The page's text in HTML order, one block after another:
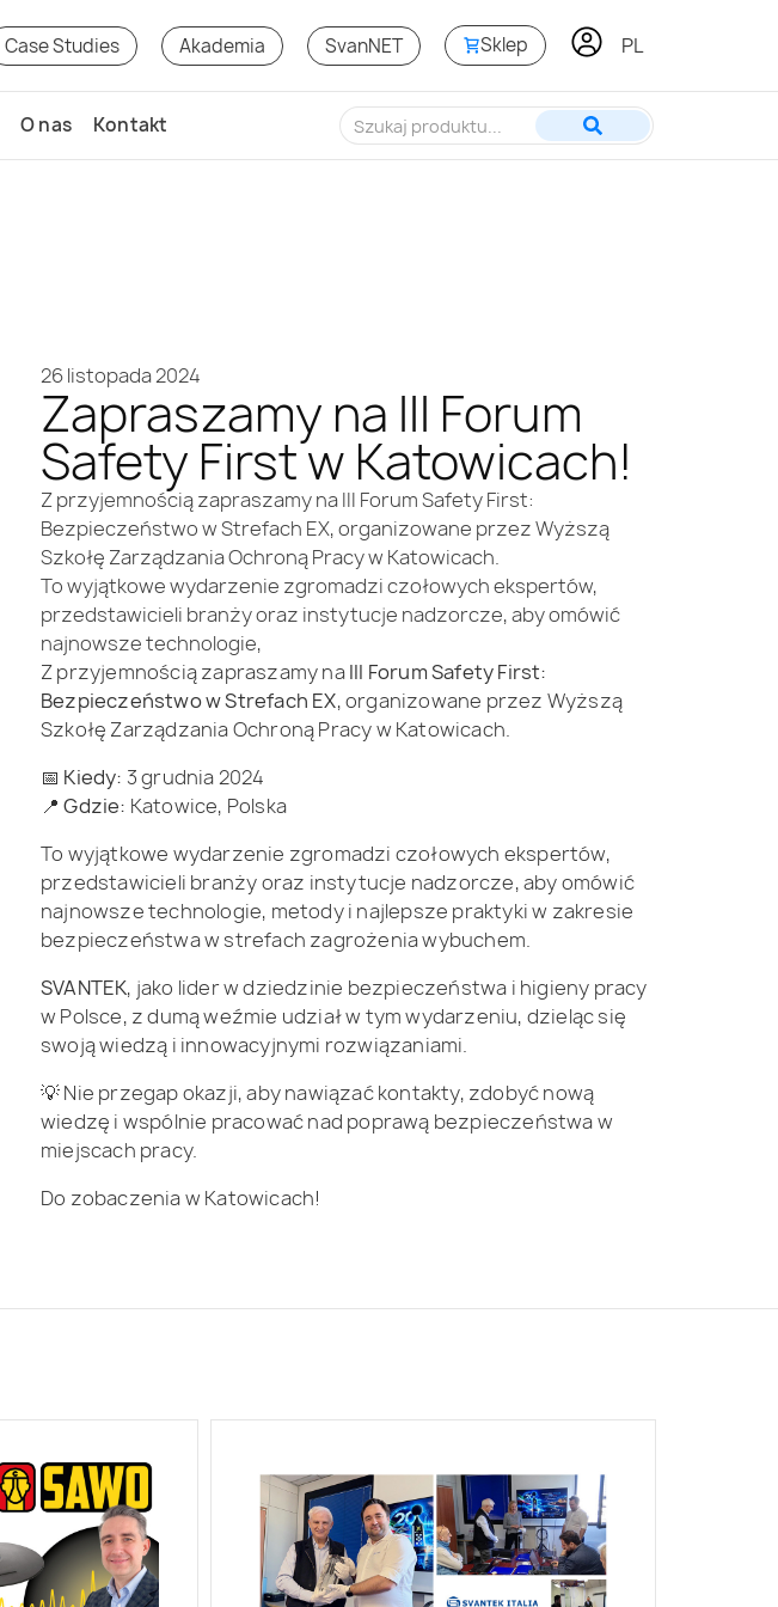
Case Studies Akademia SvanNET Sklep PL
O nas Kontakt
26 listopada 2024
Zapraszamy na III Forum
Safety First w Katowicach!
Z przyjemnością zapraszamy na III Forum Safety First:
Bezpieczeństwo w Strefach EX, organizowane przez Wyższą
Szkołę Zarządzania Ochroną Pracy w Katowicach.
To wyjątkowe wydarzenie zgromadzi czołowych ekspertów,
przedstawicieli branży oraz instytucje nadzorcze, aby omówić
najnowsze technologie,
Z przyjemnością zapraszamy naIII Forum Safety First:
Bezpieczeństwo w Strefach EX, organizowane przez Wyższą
Szkołę Zarządzania Ochroną Pracy w Katowicach.
📅 Kiedy: 3 grudnia 2024
📍Gdzie: Katowice, Polska
To wyjątkowe wydarzenie zgromadzi czołowych ekspertów,
przedstawicieli branży oraz instytucje nadzorcze, aby omówić
najnowsze technologie, metody i najlepsze praktyki w zakresie
bezpieczeństwa w strefach zagrożenia wybuchem.
SVANTEK, jako lider w dziedzinie bezpieczeństwa i higieny pracy
w Polsce, z dumą weźmie udział w tym wydarzeniu, dzieląc się
swoją wiedzą i innowacyjnymi rozwiązaniami.
💡 Nie przegap okazji, aby nawiązać kontakty, zdobyć nową
wiedzę i wspólnie pracować nad poprawą bezpieczeństwa w
miejscach pracy.
Do zobaczenia w Katowicach!